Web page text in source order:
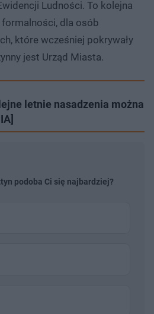
Ludności. To kolejna
dla osób
które wcześniej pokrywały
jest Urząd Miasta.
letnie nasadzenia można
podoba Ci się najbardziej?